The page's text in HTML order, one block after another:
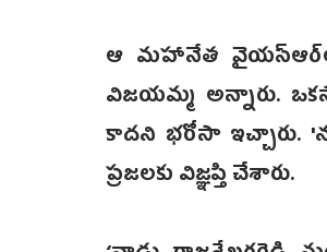
ఆ మహానేత వైయస్ఆర్‌లో
విజయమ్మ అన్నారు.
కాదని భరోసా ఇచ్చారు.
ప్రజలకు విజ్ఞప్తి చేశారు.